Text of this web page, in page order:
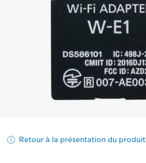
Retour à la présentation du produit